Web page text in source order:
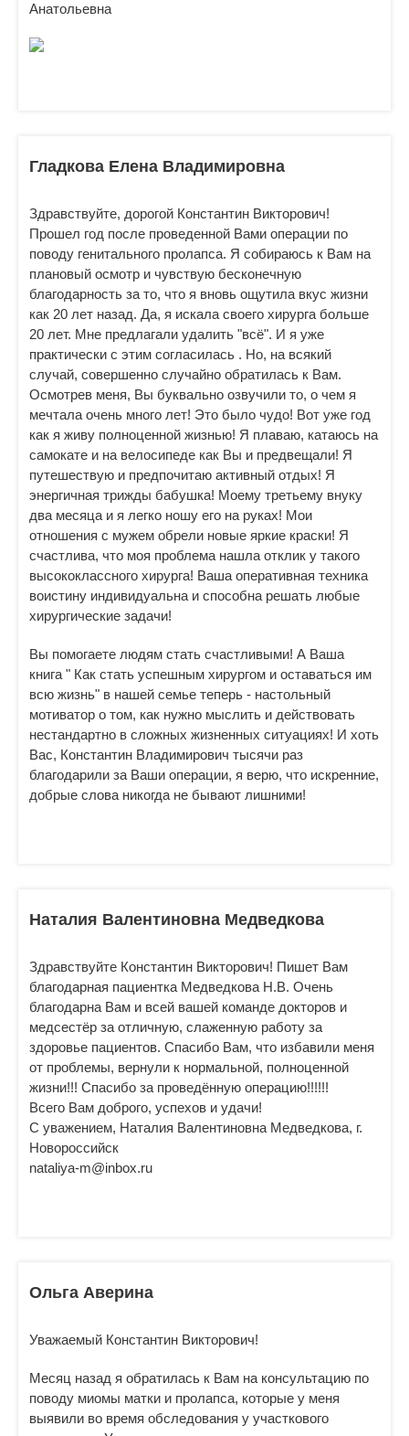
Анатольевна
Гладкова Елена Владимировна
Здравствуйте, дорогой Константин Викторович!
Прошел год после проведенной Вами операции по
поводу генитального пролапса. Я собираюсь к Вам на
плановый осмотр и чувствую бесконечную
благодарность за то, что я вновь ощутила вкус жизни
как 20 лет назад. Да, я искала своего хирурга больше
20 лет. Мне предлагали удалить "всё". И я уже
практически с этим согласилась . Но, на всякий
случай, совершенно случайно обратилась к Вам.
Осмотрев меня, Вы буквально озвучили то, о чем я
мечтала очень много лет! Это было чудо! Вот уже год
как я живу полноценной жизнью! Я плаваю, катаюсь на
самокате и на велосипеде как Вы и предвещали! Я
путешествую и предпочитаю активный отдых! Я
энергичная трижды бабушка! Моему третьему внуку
два месяца и я легко ношу его на руках! Мои
отношения с мужем обрели новые яркие краски! Я
счастлива, что моя проблема нашла отклик у такого
высококлассного хирурга! Ваша оперативная техника
воистину индивидуальна и способна решать любые
хирургические задачи!
Вы помогаете людям стать счастливыми! А Ваша
книга " Как стать успешным хирургом и оставаться им
всю жизнь" в нашей семье теперь - настольный
мотиватор о том, как нужно мыслить и действовать
нестандартно в сложных жизненных ситуациях! И хоть
Вас, Константин Владимирович тысячи раз
благодарили за Ваши операции, я верю, что искренние,
добрые слова никогда не бывают лишними!
Наталия Валентиновна Медведкова
Здравствуйте Константин Викторович! Пишет Вам
благодарная пациентка Медведкова Н.В. Очень
благодарна Вам и всей вашей команде докторов и
медсестёр за отличную, слаженную работу за
здоровье пациентов. Спасибо Вам, что избавили меня
от проблемы, вернули к нормальной, полноценной
жизни!!! Спасибо за проведённую операцию!!!!!!
Всего Вам доброго, успехов и удачи!
С уважением, Наталия Валентиновна Медведкова, г.
Новороссийск
nataliya-m@inbox.ru
Ольга Аверина
Уважаемый Константин Викторович!
Месяц назад я обратилась к Вам на консультацию по
поводу миомы матки и пролапса, которые у меня
выявили во время обследования у участкового